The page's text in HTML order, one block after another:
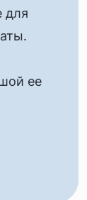
для
ее